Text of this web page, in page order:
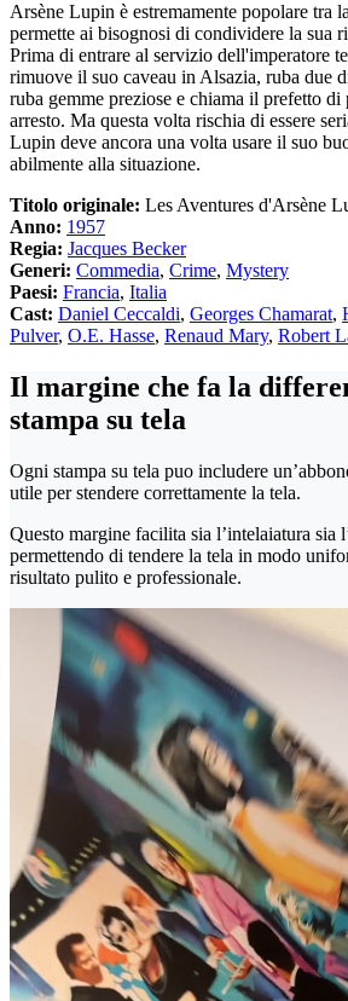
Arsène Lupin è estremamente popolare tra
permette ai bisognosi di condividere la sua
Prima di entrare al servizio dell'imperatore
rimuove il suo caveau in Alsazia, ruba due
ruba gemme preziose e chiama il prefetto
arresto. Ma questa volta rischia di essere
Lupin deve ancora una volta usare il suo
abilmente alla situazione.
Titolo originale: Les Aventures d'Arsène
Anno: 1957
Regia: Jacques Becker
Generi: Commedia, Crime, Mystery
Paesi: Francia, Italia
Cast: Daniel Ceccaldi, Georges Chamarat,
Pulver, O.E. Hasse, Renaud Mary, Robert
Il margine che fa la
stampa su tela
Ogni stampa su tela puo includere
utile per stendere correttamente la tela.
Questo margine facilita sia l’intelaiatura sia
permettendo di tendere la tela in modo
risultato pulito e professionale.